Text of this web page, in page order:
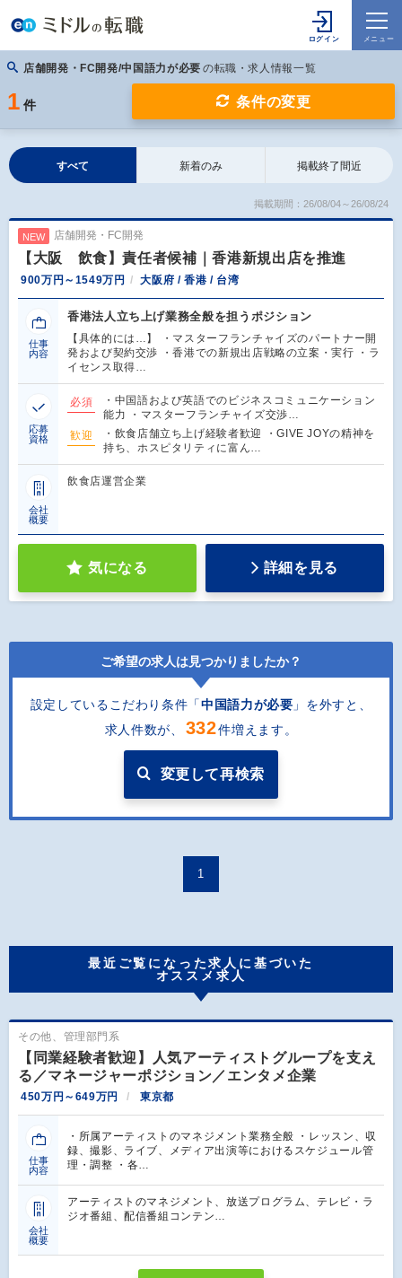
店舗開発・FC開発/中国語力が必要 の転職・求人情報一覧
1 件 条件の変更
すべて 新着のみ 掲載終了間近
掲載期間：26/08/04～26/08/24
NEW 店舗開発・FC開発
【大阪 飲食】責任者候補｜香港新規出店を推進
900万円～1549万円 大阪府 / 香港 / 台湾
仕事
内容
香港法人立ち上げ業務全般を担うポジション
【具体的には…】 ・マスターフランチャイズのパートナー開
発および契約交渉 ・香港での新規出店戦略の立案・実行 ・ラ
イセンス取得…
応募
資格
必須
・中国語および英語でのビジネスコミュニケーション
能力 ・マスターフランチャイズ交渉…
歓迎
・飲食店舗立ち上げ経験者歓迎 ・GIVE JOYの精神を
持ち、ホスピタリティに富ん…
会社
概要
飲食店運営企業
気になる 詳細を見る
ご希望の求人は見つかりましたか？
設定しているこだわり条件「中国語力が必要 」を外すと
求人件数が、
332件増えます。
変更して再検索
1
最近ご覧になった求人に基づいた
オススメ求人
その他、管理部門系
【同業経験者歓迎】人気アーティストグループを支え
る／マネージャーポジション／エンタメ企業
450万円～649万円 東京都
仕事
内容
・所属アーティストのマネジメント業務全般 ・レッスン、収
録、撮影、ライブ、メディア出演等におけるスケジュール管
理・調整 ・各…
会社
概要
アーティストのマネジメント、放送プログラム、テレビ・ラ
ジオ番組、配信番組コンテン…